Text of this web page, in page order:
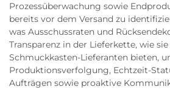
Prozessüberwachung sowie
bereits vor dem Versand zu
was Ausschussraten und
Transparenz in der Lieferkette, wie
Schmuckkasten-Lieferanten bieten,
Produktionsverfolgung, Echtzeit-
Aufträgen sowie proaktive